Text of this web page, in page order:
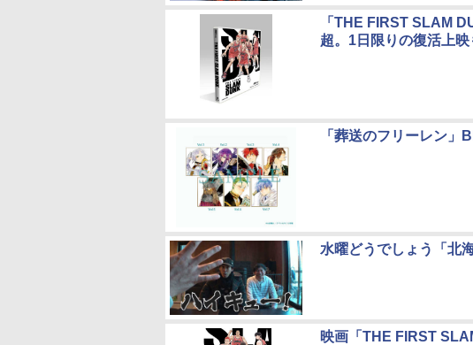
「THE FIRST SLAM
超。1日限りの復活上映
「葬送のフリーレン」
水曜どうでしょう「北
映画「THE FIRST